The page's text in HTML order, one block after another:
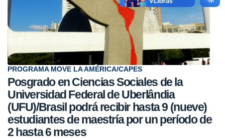
PROGRAMA MOVE LA AMÉRICA/CAPES
Posgrado en Ciencias Sociales de la
Universidad Federal de Uberlândia
(UFU)/Brasil podrá recibir hasta 9 (nueve)
estudiantes de maestría por un período de
2 hasta 6 meses